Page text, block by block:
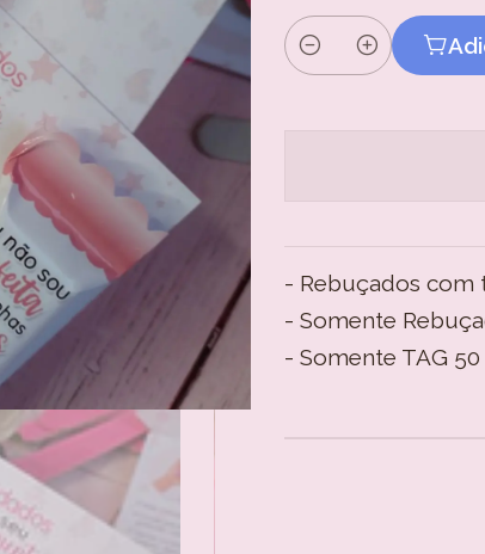
Quantidade
- Rebuçados com
- Somente
- Somente TAG